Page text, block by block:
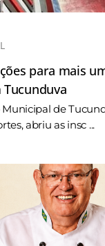
para mais
Tucunduva
de
abriu as insc ...